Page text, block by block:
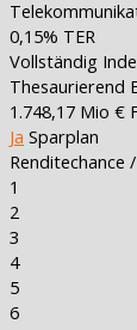
0,15% TER
Vollständig
Thesaurierend
1.748,17 Mio €
Ja Sparplan
Renditechance
1
2
3
4
5
6